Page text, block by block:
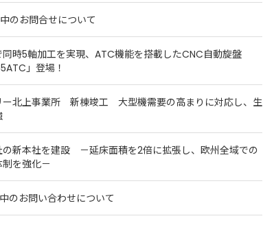
のお問合せについて
時5軸加工を実現、ATC機能を搭載したCNC自動旋盤
」登場！
ー北上事業所 新棟竣工 大型機需要の高まりに対応し、生
の新本社を建設 －延床面積を2倍に拡張し、欧州全域での
を強化－
のお問い合わせについて